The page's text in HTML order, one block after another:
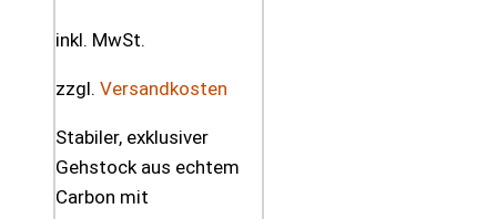
inkl. MwSt.
zzgl. Versandkosten
Stabiler, exklusiver
Gehstock aus echtem
Carbon mit